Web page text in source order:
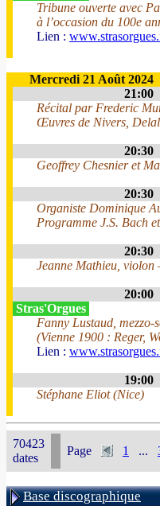
Tribune ouverte avec
à l’occasion du 100e
Lien :
Mercredi 21 Août 2024
21:00
Récital par Frederic
Œuvres de Nivers,
20:30
Geoffrey Chesnier et
20:30
Organiste Dominique
Programme J.S. Bach
20:30
Jeanne Mathieu,
20:00
Stras'Orgues
Fanny Lustaud,
(Vienne 1900 : Reger,
Lien :
19:00
Stéphane Eliot (Nice)
70423
dates
Page 1 ...
Base discographique